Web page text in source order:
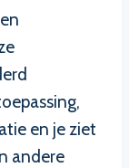
en je ziet
andere